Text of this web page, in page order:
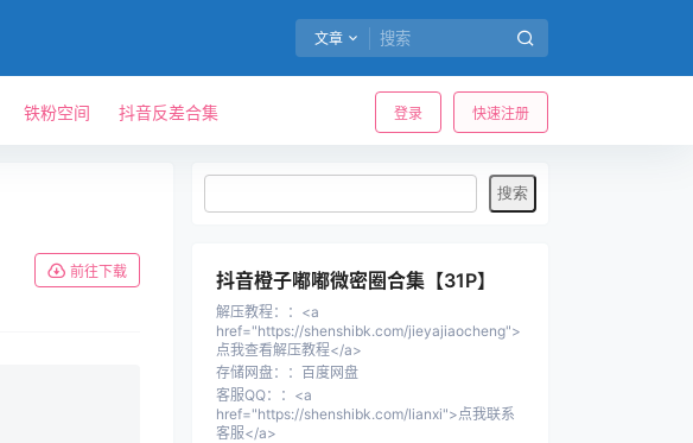
文章
登录 快速注册
铁粉空间 抖音反差合集
前往下载 抖音橙子嘟嘟微密圈合集【31P】
解压教程： ： <a
href="https://shenshibk.com/jieyajiaocheng">
点我查看解压教程</a>
存储网盘：
： 百度网盘
客服QQ：
： <a
href="https://shenshibk.com/lianxi">点我联系
客服</a>